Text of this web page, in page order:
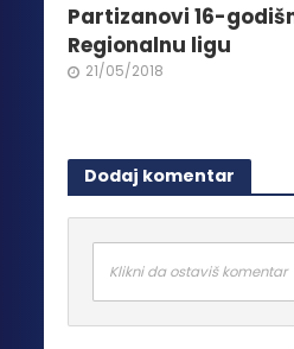
Partizanovi 16-
Regionalnu ligu
21/05/2018
Dodaj komentar
Klikni da ostaviš komentar